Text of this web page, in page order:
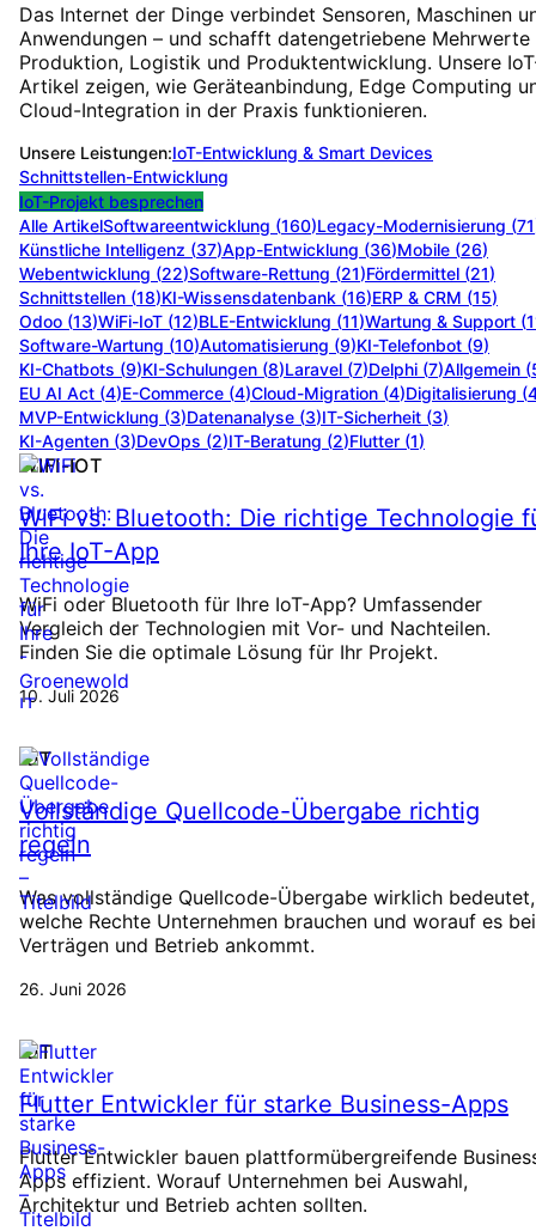
Das Internet der Dinge verbindet Sensoren, Maschinen
Anwendungen – und schafft datengetriebene Mehrwerte
Produktion, Logistik und Produktentwicklung. Unsere
Artikel zeigen, wie Geräteanbindung, Edge Computing
Cloud-Integration in der Praxis funktionieren.
Unsere Leistungen:IoT-Entwicklung & Smart Devices
Schnittstellen-Entwicklung
IoT-Projekt besprechen
Alle ArtikelSoftwareentwicklung (160)Legacy-Modernisierung (71
Künstliche Intelligenz (37)App-Entwicklung (36)Mobile (26)
Webentwicklung (22)Software-Rettung (21)Fördermittel (21)
Schnittstellen (18)KI-Wissensdatenbank (16)ERP & CRM (15)
Odoo (13)WiFi-IoT (12)BLE-Entwicklung (11)Wartung & Support (
Software-Wartung (10)Automatisierung (9)KI-Telefonbot (9)
KI-Chatbots (9)KI-Schulungen (8)Laravel (7)Delphi (7)Allgemein (
EU AI Act (4)E-Commerce (4)Cloud-Migration (4)Digitalisierung (
MVP-Entwicklung (3)Datenanalyse (3)IT-Sicherheit (3)
KI-Agenten (3)DevOps (2)IT-Beratung (2)Flutter (1)
WIFI-IOT
WiFi vs. Bluetooth: Die richtige Technologie
Ihre IoT-App
WiFi oder Bluetooth für Ihre IoT-App? Umfassender
Vergleich der Technologien mit Vor- und Nachteilen.
Finden Sie die optimale Lösung für Ihr Projekt.
10. Juli 2026
IOT
Vollständige Quellcode-Übergabe richtig
regeln
Was vollständige Quellcode-Übergabe wirklich bedeutet,
welche Rechte Unternehmen brauchen und worauf es bei
Verträgen und Betrieb ankommt.
26. Juni 2026
IOT
Flutter Entwickler für starke Business-Apps
Flutter Entwickler bauen plattformübergreifende
Apps effizient. Worauf Unternehmen bei Auswahl,
Architektur und Betrieb achten sollten.